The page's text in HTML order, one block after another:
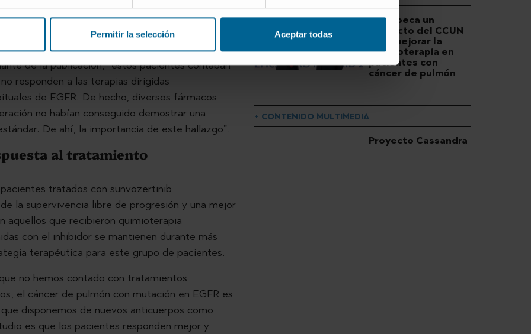
Permitir la selección Aceptar todas
mejor a estas personas y comprobar que
hasta el momento.
Hinojal, oncólogo médico del Área de Cáncer de
de la publicación, “estos pacientes contaban
responden a las terapias dirigidas
de EGFR. De hecho, diversos fármacos
no habían conseguido demostrar una
De ahí, la importancia de este hallazgo”.
al tratamiento
tratados con sunvozertinib
la supervivencia libre de progresión y una mejor
aquellos que recibieron quimioterapia
con el inhibidor se mantienen durante más
terapéutica para este grupo de pacientes.
no hemos contado con tratamientos
el cáncer de pulmón con mutación en EGFR es
disponemos de nuevos anticuerpos como
es que los pacientes responden mejor y
FERO beca un
proyecto del CCUN
para mejorar la
inmunoterapia en
pacientes con
cáncer de pulmón
+ CONTENIDO MULTIMEDIA
Proyecto Cassandra